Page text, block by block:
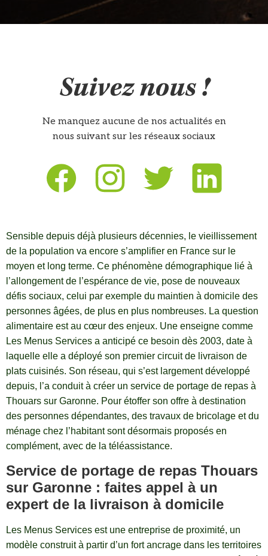
Suivez nous !
Ne manquez aucune de nos actualités en
nous suivant sur les réseaux sociaux
Sensible depuis déjà plusieurs décennies, le vieillissement
de la population va encore s’amplifier en France sur le
moyen et long terme. Ce phénomène démographique lié à
l’allongement de l’espérance de vie, pose de nouveaux
défis sociaux, celui par exemple du maintien à domicile des
personnes âgées, de plus en plus nombreuses. La question
alimentaire est au cœur des enjeux. Une enseigne comme
Les Menus Services a anticipé ce besoin dès 2003, date à
laquelle elle a déployé son premier circuit de livraison de
plats cuisinés. Son réseau, qui s’est largement développé
depuis, l’a conduit à créer un service de portage de repas à
Thouars sur Garonne. Pour étoffer son offre à destination
des personnes dépendantes, des travaux de bricolage et du
ménage chez l’habitant sont désormais proposés en
complément, avec de la téléassistance.
Service de portage de repas Thouars
sur Garonne : faites appel à un
expert de la livraison à domicile
Les Menus Services est une entreprise de proximité, un
modèle construit à partir d’un fort ancrage dans les territoires